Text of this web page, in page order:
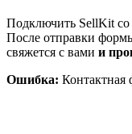
Подключить SellKit со
После отправки
свяжется с вами и
Ошибка: Контактная